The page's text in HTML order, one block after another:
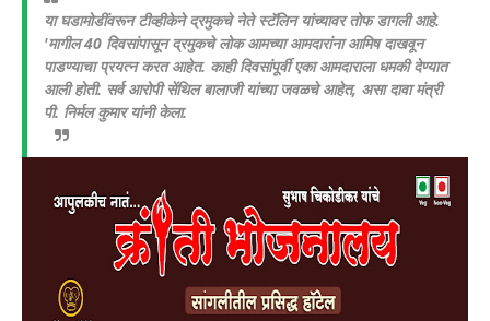
या घडामोडींवरून टीव्हीकेने द्रमुकचे नेते स्टॅलिन यांच्यावर तोफ डागली आहे.
'मागील 40 दिवसांपासून द्रमुकचे लोक आमच्या आमदारांना आमिष दाखवून
पाडण्याचा प्रयत्न करत आहेत. काही दिवसांपूर्वी एका आमदाराला धमकी देण्यात
आली होती. सर्व आरोपी सेंथिल बालाजी यांच्या जवळचे आहेत, असा दावा मंत्री
पी. निर्मल कुमार यांनी केला.